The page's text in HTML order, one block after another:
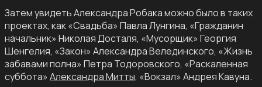
Затем увидеть Александра Робака можно было в таких
проектах, как «Свадьба» Павла Лунгина, «Гражданин
начальник» Николая Досталя, «Мусорщик» Георгия
Шенгелия, «Закон» Александра Велединского, «Жизнь
забавами полна» Петра Тодоровского, «Раскаленная
суббота» Александра Митты, «Вокзал» Андрея Кавуна.